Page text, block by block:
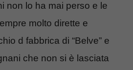
non lo ha mai perso e le
molto dirette e
d fabbrica di “Belve” e
che non si è lasciata